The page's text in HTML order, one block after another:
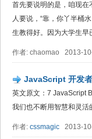
首先要说明的是，咱现在
人要说，“靠，你丫半桶
生教得好。因为大学生早
作者: chaomao 2013-
JavaScript 开发
英文原文：7 JavaScript
我们也不断用智慧和灵活
作者: cssmagic 2013-